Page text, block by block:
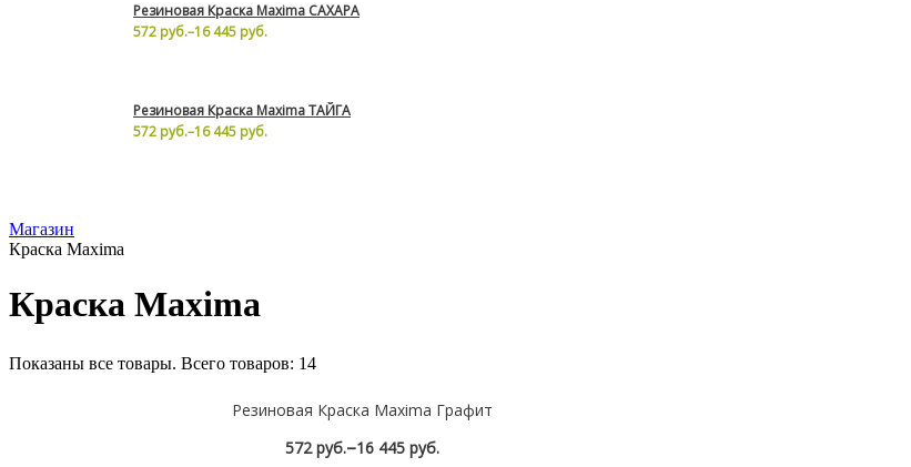
Резиновая Краска Maxima САХАРА
572 руб.–16 445 руб.
Резиновая Краска Maxima ТАЙГА
572 руб.–16 445 руб.
Магазин
Краска Maxima
Краска Maxima
Показаны все товары. Всего товаров: 14
Резиновая Краска Maxima Графит
572 руб.–16 445 руб.